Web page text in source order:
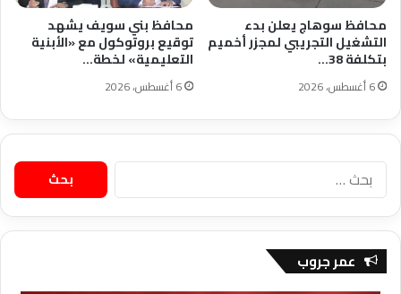
محافظ سوهاج يعلن بدء
التشغيل التجريبي لمجزر أخميم
بتكلفة 38…
6 أغسطس، 2026
محافظ بني سويف يشهد
توقيع بروتوكول مع «الأبنية
التعليمية» لخطة…
6 أغسطس، 2026
البحث
عن:
عمر جروب